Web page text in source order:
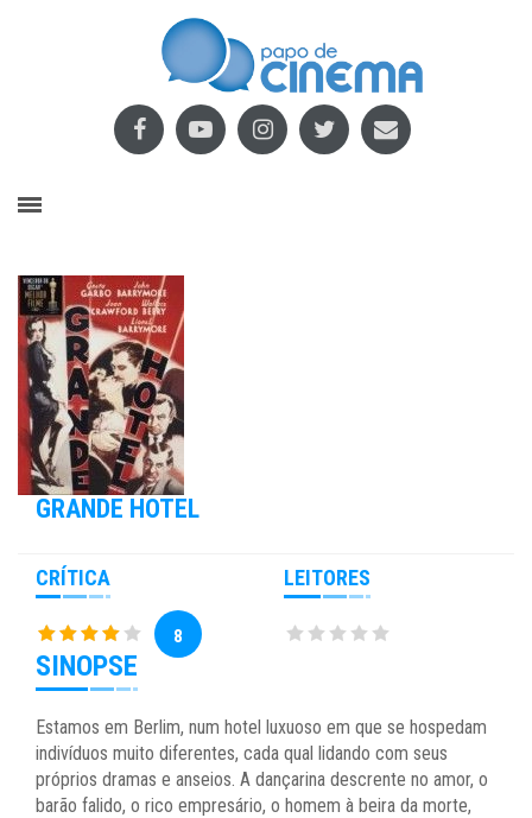
GRANDE HOTEL
CRÍTICA
8
LEITORES
SINOPSE
Estamos em Berlim, num hotel luxuoso em que se hospedam
indivíduos muito diferentes, cada qual lidando com seus
próprios dramas e anseios. A dançarina descrente no amor, o
barão falido, o rico empresário, o homem à beira da morte,